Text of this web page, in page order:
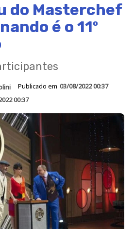
do Masterchef
é o 11º
Publicado em 03/08/2022 00:37
00:37